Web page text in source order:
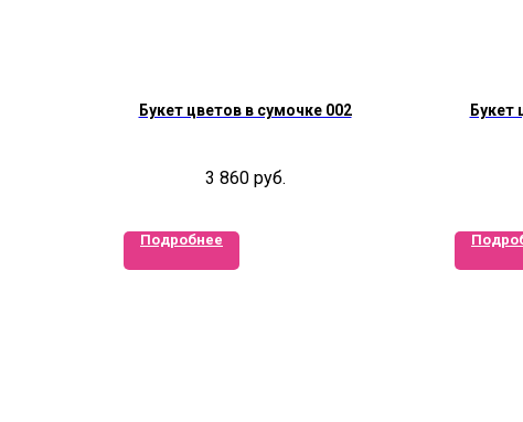
Букет цветов в сумочке 002
3 860 руб.
Подробнее
Букет